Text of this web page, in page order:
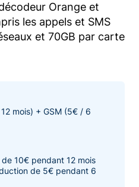
Orange et
les appels et SMS
et 70GB par carte
mois) + GSM (5€ / 6
10€ pendant 12 mois
de 5€ pendant 6